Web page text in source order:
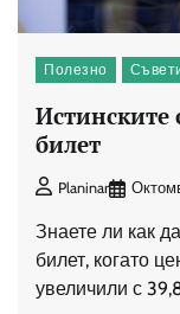
Полезно
Истинските
билет
Planinar
Знаете ли как
билет, когато
увеличили с